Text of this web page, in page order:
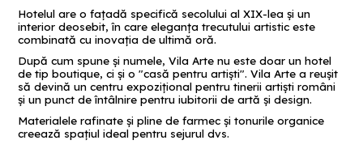
Hotelul are o faţadă specifică secolului al XIX-lea şi un
interior deosebit, în care eleganţa trecutului artistic este
combinată cu inovaţia de ultimă oră.
După cum spune şi numele, Vila Arte nu este doar un hotel
de tip boutique, ci şi o "casă pentru artişti". Vila Arte a reuşit
să devină un centru expoziţional pentru tinerii artişti români
şi un punct de întâlnire pentru iubitorii de artă şi design.
Materialele rafinate şi pline de farmec şi tonurile organice
creează spaţiul ideal pentru sejurul dvs.